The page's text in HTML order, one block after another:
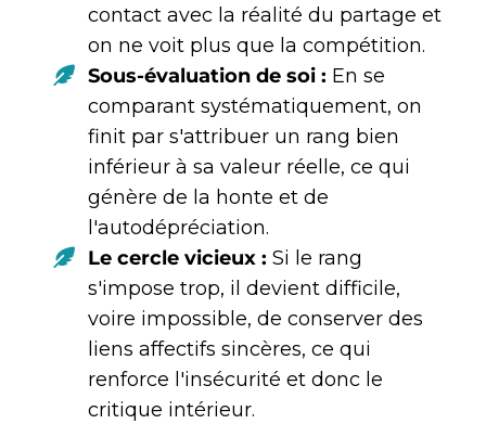
contact avec la réalité du partage et
on ne voit plus que la compétition.
Sous-évaluation de soi : En se
comparant systématiquement, on
finit par s'attribuer un rang bien
inférieur à sa valeur réelle, ce qui
génère de la honte et de
l'autodépréciation.
Le cercle vicieux : Si le rang
s'impose trop, il devient difficile,
voire impossible, de conserver des
liens affectifs sincères, ce qui
renforce l'insécurité et donc le
critique intérieur.